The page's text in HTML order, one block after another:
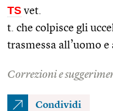
TS vet.
t. che colpisce gli
trasmessa all’uomo
Correzioni e
Condividi